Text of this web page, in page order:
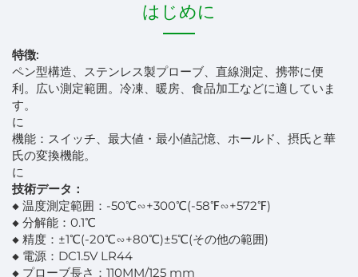
はじめに
特徴:
ペン型構造、ステンレス製プローブ、直線測定、携帯に便
利。広い測定範囲。冷凍、暖房、食品加工などに適していま
す。
に
機能：スイッチ、最大値・最小値記憶、ホールド、摂氏と華
氏の変換機能。
に
技術データ：
◆ 温度測定範囲：-50℃∽+300℃(-58℉∽+572℉)
◆ 分解能：0.1℃
◆ 精度：±1℃(-20℃∽+80℃)±5℃(その他の範囲)
◆ 電源：DC1.5V LR44
◆ プローブ長さ：110MM/125 mm